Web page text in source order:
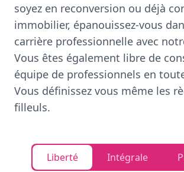
soyez en reconversion ou déjà
immobilier, épanouissez-vous
carrière professionnelle avec
Vous êtes également libre de
équipe de professionnels en
Vous définissez vous même les
filleuls.
Liberté Intégrale